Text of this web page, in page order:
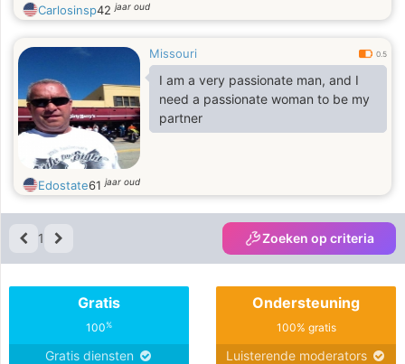
Carlosinsp42jaar oud
Missouri 0.5
I am a very passionate man, and I
need a passionate woman to be my
partner
Edostate61jaar oud
1 Zoeken op criteria
Gratis
100%
Gratis diensten
Ondersteuning
100% gratis
Luisterende moderators